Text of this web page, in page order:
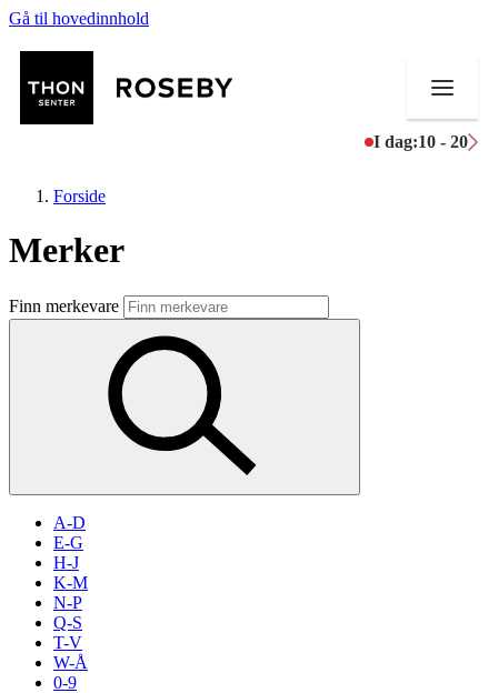
Gå til hovedinnhold
I dag:10 - 20
Butikker
Mat og drikke
Aktiviteter
Inspirasjon
Søk
Forside
Merker
Finn merkevare
A-D
E-G
H-J
K-M
N-P
Q-S
T-V
W-Å
0-9